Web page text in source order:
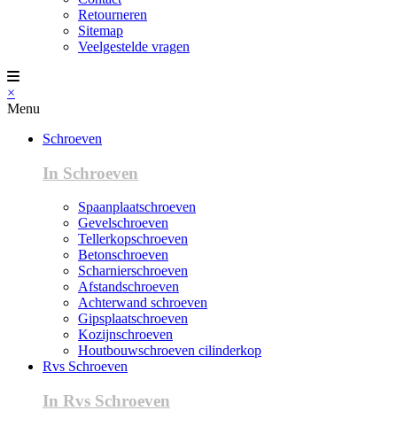
Retourneren
Sitemap
Veelgestelde vragen
×
Menu
Schroeven
In Schroeven
Spaanplaatschroeven
Gevelschroeven
Tellerkopschroeven
Betonschroeven
Scharnierschroeven
Afstandschroeven
Achterwand schroeven
Gipsplaatschroeven
Kozijnschroeven
Houtbouwschroeven cilinderkop
Rvs Schroeven
In Rvs Schroeven